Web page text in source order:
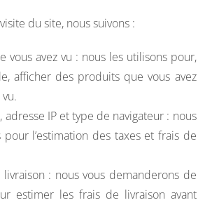
du site, nous suivons :
vous avez vu : nous les utilisons pour,
afficher des produits que vous avez
adresse IP et type de navigateur : nous
pour l’estimation des taxes et frais de
: nous vous demanderons de
estimer les frais de livraison avant